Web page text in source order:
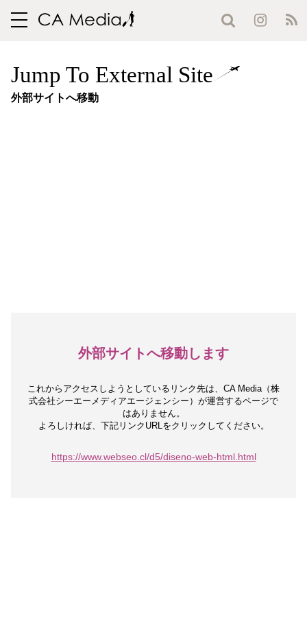
toggle
Jump To External Site
外部サイトへ移動
外部サイトへ移動します
これからアクセスしようとしているリンク先は、 CA Media（株
式会社シーエーメディアエージェンシー）が運営するページで
はありません。
よろしければ、下記リンクURLをクリックしてください。
https://www.webseo.cl/d5/diseno-web-html.html